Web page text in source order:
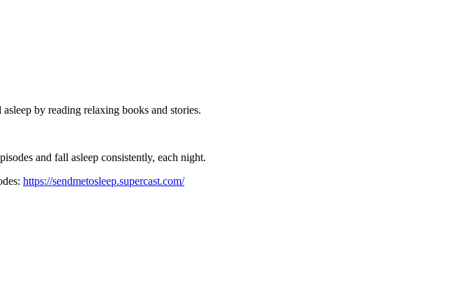
by reading relaxing books and stories.
and fall asleep consistently, each night.
⁠⁠⁠⁠⁠⁠⁠⁠⁠⁠⁠⁠⁠⁠⁠⁠⁠⁠⁠⁠⁠⁠⁠⁠⁠⁠⁠⁠⁠⁠⁠⁠⁠⁠⁠⁠⁠⁠⁠⁠⁠⁠⁠⁠⁠⁠⁠⁠⁠⁠⁠⁠⁠⁠⁠⁠⁠⁠⁠⁠⁠⁠⁠⁠⁠⁠⁠⁠⁠⁠⁠⁠⁠⁠⁠⁠⁠⁠⁠⁠⁠⁠⁠⁠⁠⁠⁠⁠⁠⁠⁠⁠⁠⁠⁠⁠⁠⁠⁠⁠⁠⁠⁠⁠⁠⁠⁠⁠⁠⁠⁠⁠https://sendmetosleep.supercast.com/⁠⁠⁠⁠⁠⁠⁠⁠⁠⁠⁠⁠⁠⁠⁠⁠⁠⁠⁠⁠⁠⁠⁠⁠⁠⁠⁠⁠⁠⁠⁠⁠⁠⁠⁠⁠⁠⁠⁠⁠⁠⁠⁠⁠⁠⁠⁠⁠⁠⁠⁠⁠⁠⁠⁠⁠⁠⁠⁠⁠⁠⁠⁠⁠⁠⁠⁠⁠⁠⁠⁠⁠⁠⁠⁠⁠⁠⁠⁠⁠⁠⁠⁠⁠⁠⁠⁠⁠⁠⁠⁠⁠⁠⁠⁠⁠⁠⁠⁠⁠⁠⁠⁠⁠⁠⁠⁠⁠⁠⁠